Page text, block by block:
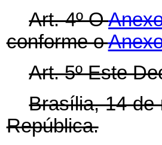
Art. 4º O
conforme o
Art. 5º Este
Brasília, 14 de
República.